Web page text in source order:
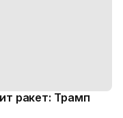
ракет: Трамп